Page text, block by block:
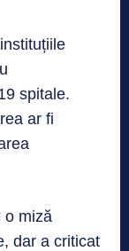
spitale.
ar fi
o miză
dar a criticat